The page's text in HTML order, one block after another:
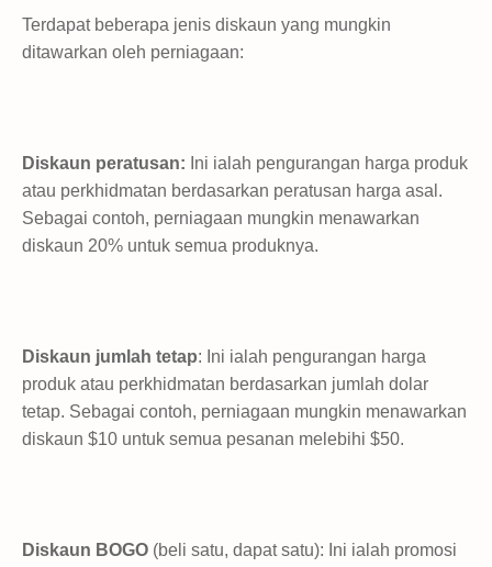
Terdapat beberapa jenis diskaun yang mungkin
ditawarkan oleh perniagaan:
Diskaun peratusan: Ini ialah pengurangan harga produk
atau perkhidmatan berdasarkan peratusan harga asal.
Sebagai contoh, perniagaan mungkin menawarkan
diskaun 20% untuk semua produknya.
Diskaun jumlah tetap: Ini ialah pengurangan harga
produk atau perkhidmatan berdasarkan jumlah dolar
tetap. Sebagai contoh, perniagaan mungkin menawarkan
diskaun $10 untuk semua pesanan melebihi $50.
Diskaun BOGO (beli satu, dapat satu): Ini ialah promosi